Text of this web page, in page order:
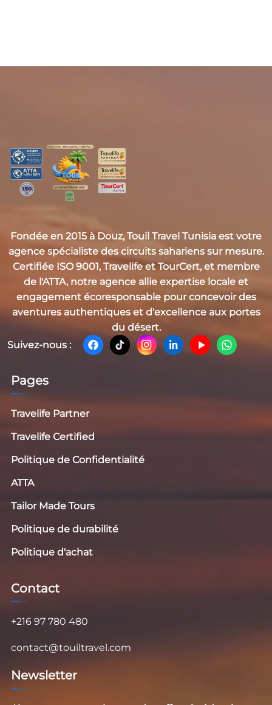
Fondée en 2015 à Douz, Touil Travel Tunisia est votre
agence spécialiste des circuits sahariens sur mesure.
Certifiée ISO 9001, Travelife et TourCert, et membre
de l'ATTA, notre agence allie expertise locale et
engagement écoresponsable pour concevoir des
aventures authentiques et d'excellence aux portes
du désert.
Suivez-nous :
Pages
Travelife Partner
Travelife Certified
Politique de Confidentialité
ATTA
Tailor Made Tours
Politique de durabilité
Politique d'achat
Contact
+216 97 780 480
contact@touiltravel.com
Newsletter